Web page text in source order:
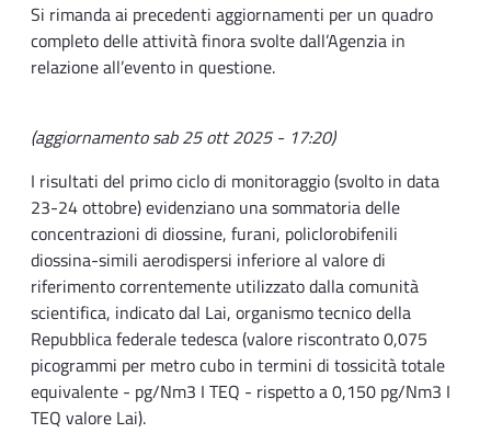
Si rimanda ai precedenti aggiornamenti per un quadro
completo delle attività finora svolte dall’Agenzia in
relazione all’evento in questione.
(aggiornamento sab 25 ott 2025 - 17:20)
I risultati del primo ciclo di monitoraggio (svolto in data
23-24 ottobre) evidenziano una sommatoria delle
concentrazioni di diossine, furani, policlorobifenili
diossina-simili aerodispersi inferiore al valore di
riferimento correntemente utilizzato dalla comunità
scientifica, indicato dal Lai, organismo tecnico della
Repubblica federale tedesca (valore riscontrato 0,075
picogrammi per metro cubo in termini di tossicità totale
equivalente - pg/Nm3 I TEQ - rispetto a 0,150 pg/Nm3 I
TEQ valore Lai).